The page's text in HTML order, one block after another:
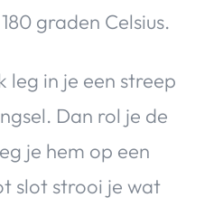
graden Celsius.
leg in je een streep
Dan rol je de
je hem op een
slot strooi je wat